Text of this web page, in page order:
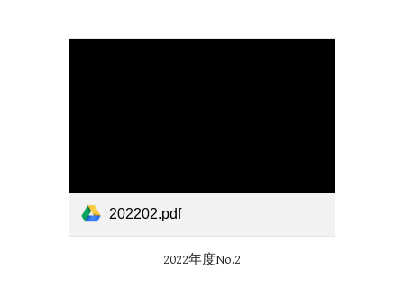
202202.pdf
2022年度No.2